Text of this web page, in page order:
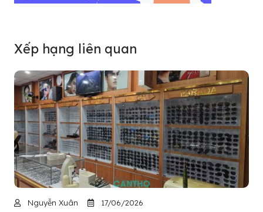
Xếp hạng liên quan
Nguyễn Xuân 17/06/2026